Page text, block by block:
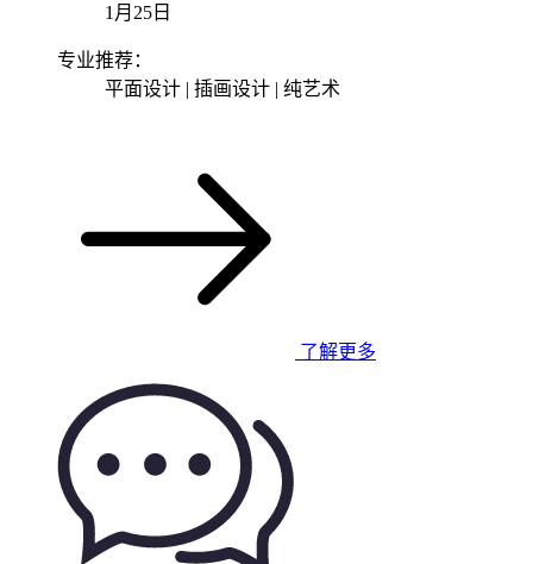
1月25日
专业推荐：
平面设计 | 插画设计 | 纯艺术
了解更多